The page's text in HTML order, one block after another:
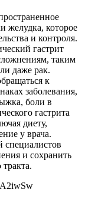
желудка, которое
и контроля.
гастрит
таким
даже рак.
к
заболевания,
боли в
гастрита
диету,
у врача.
специалистов
и сохранить